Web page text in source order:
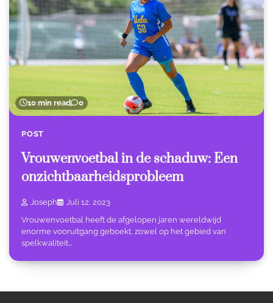
10 min read 0
POST
Vrouwenvoetbal in de schaduw: Een
onzichtbaarheidsprobleem
Joseph
Juli 12, 2023
Vrouwenvoetbal heeft de afgelopen jaren wereldwijd
enorme vooruitgang geboekt, zowel op het gebied van
spelkwaliteit…